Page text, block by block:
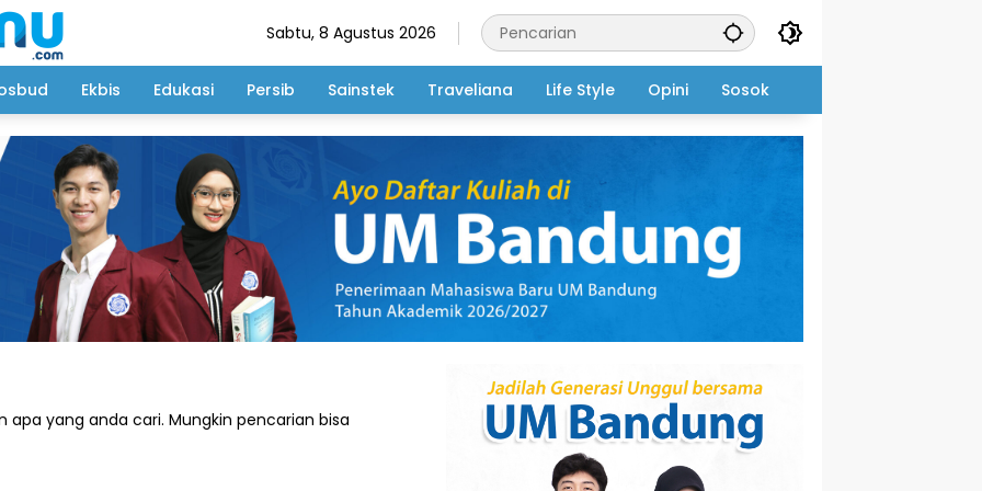
Sabtu, 8 Agustus 2026
Ekbis Edukasi Persib Sainstek Traveliana Life Style Opini Sosok
yang anda cari. Mungkin pencarian bisa